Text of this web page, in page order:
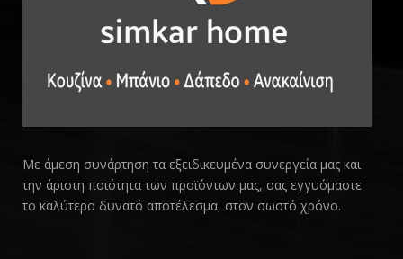
Με άμεση συνάρτηση τα εξειδικευμένα συνεργεία μας και
την άριστη ποιότητα των προϊόντων μας, σας εγγυόμαστε
το καλύτερο δυνατό αποτέλεσμα, στον σωστό χρόνο.